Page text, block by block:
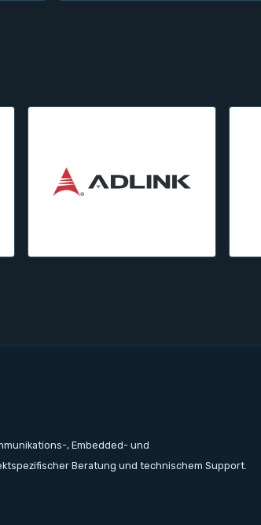
, Embedded- und
Beratung und technischem Support.